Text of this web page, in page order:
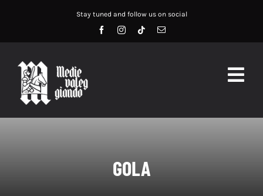
contenuto
Stay tuned and follow us on social
HOME
GOLA